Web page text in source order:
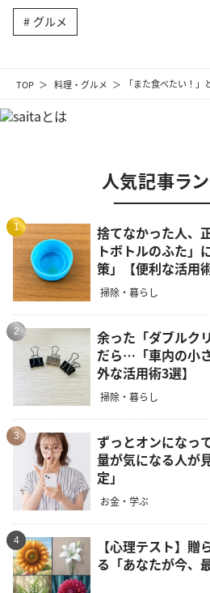
TOP 料理・グルメ 「また食べたい！
グルメ
人気記事ラ
1
捨てなかった人、
トボトルのふた」
策」【便利な活用
掃除・暮らし
2
余った「ダブルク
だら…「車内の小
外な活用術3選】
掃除・暮らし
3
ずっとオンになっ
量が気になる人が
定」
お金・学ぶ
4
【心理テスト】
る「あなたが今、